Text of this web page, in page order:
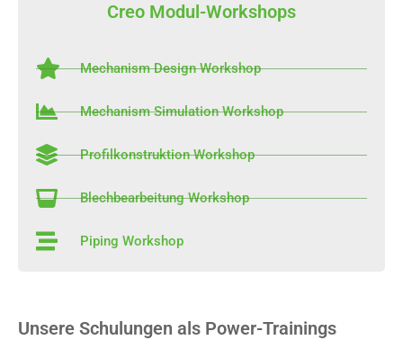
Creo Modul-Workshops
Mechanism Design Workshop
Mechanism Simulation Workshop
Profilkonstruktion Workshop
Blechbearbeitung Workshop
Piping Workshop
Unsere Schulungen als Power-Trainings